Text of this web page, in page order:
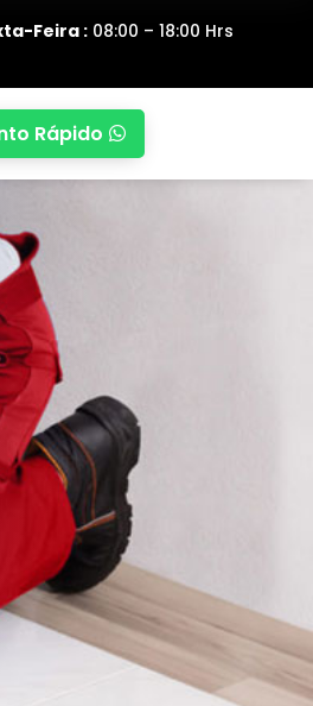
Feira :08:00 – 18:00 Hrs
Rápido 